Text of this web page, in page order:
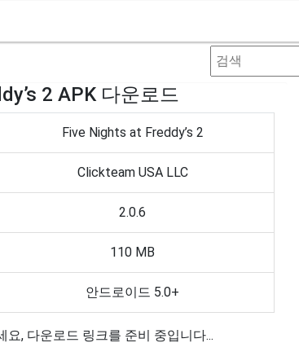
2 APK 다운로드
Five Nights at Freddy’s 2
Clickteam USA LLC
2.0.6
110 MB
안드로이드 5.0+
요, 다운로드 링크를 준비 중입니다...